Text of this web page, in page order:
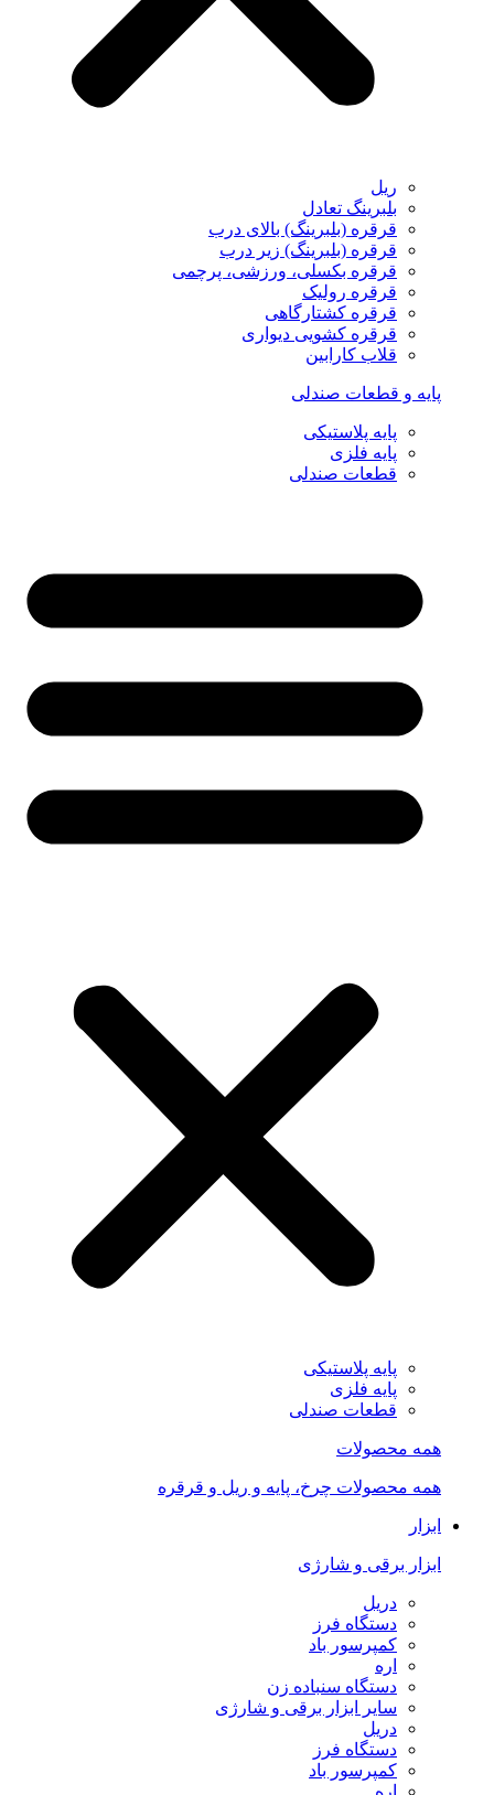
ریل
بلبرینگ تعادل
قرقره (بلبرینگ) بالای درب
قرقره (بلبرینگ) زیر درب
قرقره بکسلی، ورزشی، پرچمی
قرقره رولیک
قرقره کشتارگاهی
قرقره کشویی دیواری
قلاب کارابین
پایه و قطعات صندلی
پایه پلاستیکی
پایه فلزی
قطعات صندلی
پایه پلاستیکی
پایه فلزی
قطعات صندلی
همه محصولات
همه محصولات چرخ، پایه و ریل و قرقره
ابزار
ابزار برقی و شارژی
دریل
دستگاه فرز
کمپرسور باد
اره
دستگاه سنباده زن
سایر ابزار برقی و شارژی
دریل
دستگاه فرز
کمپرسور باد
اره